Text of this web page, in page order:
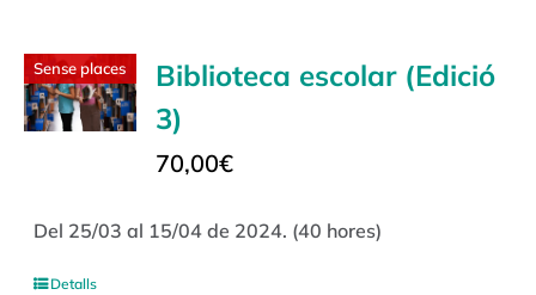
Sense places
Biblioteca escolar (Edició
3)
70,00€
Del 25/03 al 15/04 de 2024. (40 hores)
Detalls